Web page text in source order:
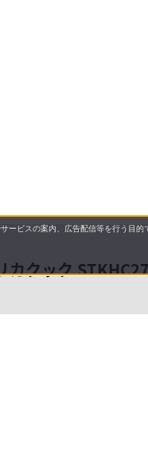
カクック
ービスの案内、広告配信等を行う目